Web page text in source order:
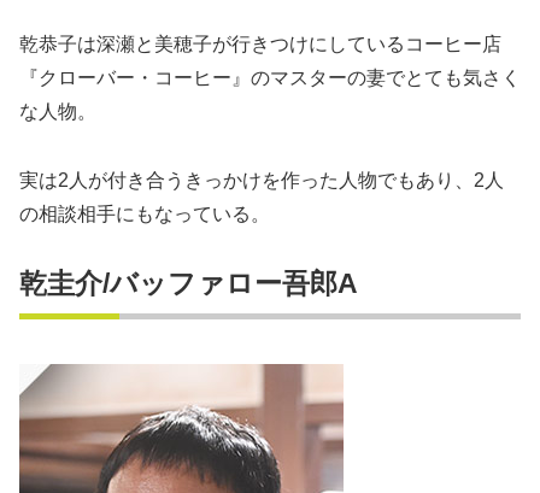
乾恭子は深瀬と美穂子が行きつけにしているコーヒー店
『クローバー・コーヒー』のマスターの妻でとても気さく
な人物。
実は2人が付き合うきっかけを作った人物でもあり、2人
の相談相手にもなっている。
乾圭介/バッファロー吾郎A